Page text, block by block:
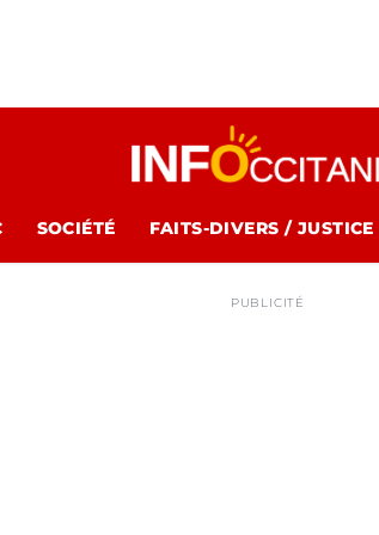
SOCIÉTÉ FAITS-DIVERS / JUSTICE
PUBLICITÉ